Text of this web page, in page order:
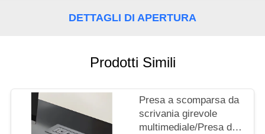
SITO
DETTAGLI DI APERTURA
Prodotti Simili
Presa a scomparsa da
scrivania girevole
multimediale/Presa di